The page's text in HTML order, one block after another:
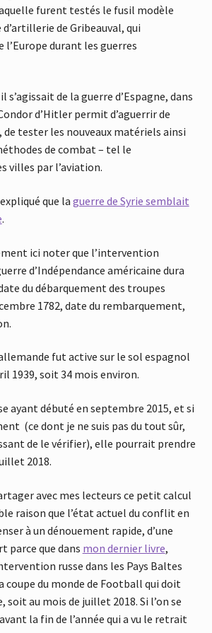
furent testés le fusil modèle
de Gribeauval, qui
durant les guerres
s’agissait de la guerre d’Espagne, dans
d’Hitler permit d’aguerrir de
tester les nouveaux matériels ainsi
de combat – tel le
villes par l’aviation.
que la guerre de Syrie semblait
.
ici noter que l’intervention
d’Indépendance américaine dura
du débarquement des troupes
1782, date du rembarquement,
fut active sur le sol espagnol
1939, soit 34 mois environ.
ayant débuté en septembre 2015, et si
(ce dont je ne suis pas du tout sûr,
de le vérifier), elle pourrait prendre
2018.
avec mes lecteurs ce petit calcul
raison que l’état actuel du conflit en
à un dénouement rapide, d’une
parce que dans mon dernier livre,
russe dans les Pays Baltes
coupe du monde de Football qui doit
soit au mois de juillet 2018. Si l’on se
la fin de l’année qui a vu le retrait